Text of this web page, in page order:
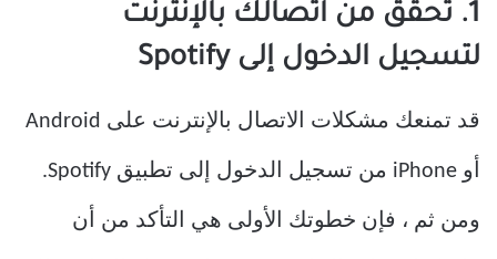
1. تحقق من اتصالك بالإنترنت
لتسجيل الدخول إلى Spotify
قد تمنعك مشكلات الاتصال بالإنترنت على Android
أو iPhone من تسجيل الدخول إلى تطبيق Spotify.
ومن ثم ، فإن خطوتك الأولى هي التأكد من أن